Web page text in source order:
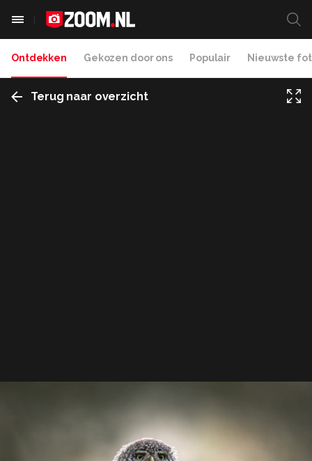
Ontdekken Gekozen door ons Populair Nieuwste
Terug naar overzicht